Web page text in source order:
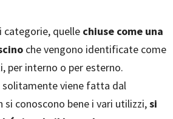
categorie, quelle chiuse come una
che vengono identificate come
per interno o per esterno.
solitamente viene fatta dal
conoscono bene i vari utilizzi,si